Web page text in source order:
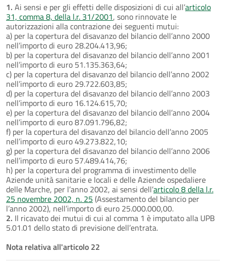
1. Ai sensi e per gli effetti delle disposizioni di cui all’articolo
31, comma 8, della l.r. 31/2001, sono rinnovate le
autorizzazioni alla contrazione dei seguenti mutui:
a) per la copertura del disavanzo del bilancio dell’anno 2000
nell’importo di euro 28.204.413,96;
b) per la copertura del disavanzo del bilancio dell’anno 2001
nell’importo di euro 51.135.363,64;
c) per la copertura del disavanzo del bilancio dell’anno 2002
nell’importo di euro 29.722.603,85;
d) per la copertura del disavanzo del bilancio dell’anno 2003
nell’importo di euro 16.124.615,70;
e) per la copertura del disavanzo del bilancio dell’anno 2004
nell’importo di euro 87.091.796,82;
f) per la copertura del disavanzo del bilancio dell’anno 2005
nell’importo di euro 49.273.822,10;
g) per la copertura del disavanzo del bilancio dell’anno 2006
nell’importo di euro 57.489.414,76;
h) per la copertura del programma di investimento delle
Aziende unità sanitarie e locali e delle Aziende ospedaliere
delle Marche, per l’anno 2002, ai sensi dell’articolo 8 della l.r.
25 novembre 2002, n. 25 (Assestamento del bilancio per
l’anno 2002), nell’importo di euro 25.000.000,00.
2. Il ricavato dei mutui di cui al comma 1 è imputato alla UPB
5.01.01 dello stato di previsione dell’entrata.
Nota relativa all'articolo 22